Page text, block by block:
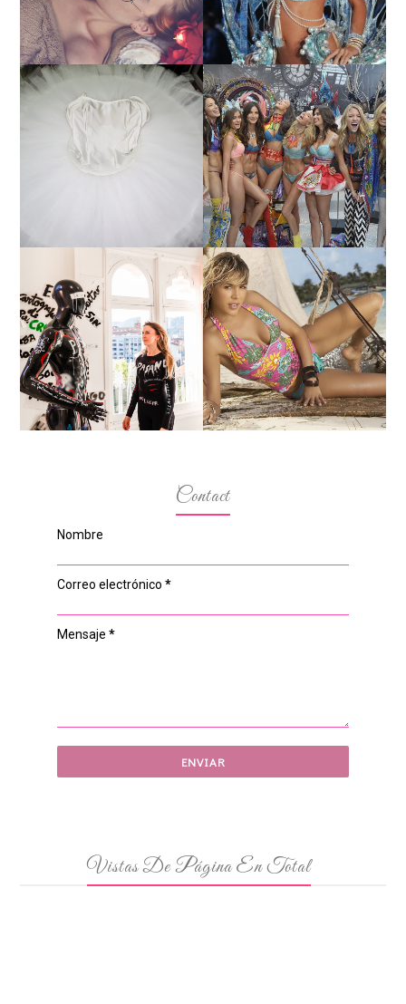
TUTORIAL PARA HACER
UN TUTÚ DE BALLET DE
PLATO CON ARO.
¿QUIERES SABER LA
EDAD Y ALTURA DE LAS
MODELOS VICTORIA'S
SECRET 2017?
MARGA GONZÁLEZ Y
ELIA FERNÁNDEZ
DIALOGAN EN ESPACIO
DEL ANONIMATO, LA
CASA ROSA DE OVIEDO
LA ALTURA DE LAS
MODELOS MAS
BAJITAS
Contact
Nombre
Correo electrónico *
Mensaje *
Vistas De Página En Total